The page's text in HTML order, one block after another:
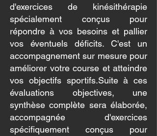
d'exercices de kinésithérapie
spécialement conçus pour
répondre à vos besoins et pallier
vos éventuels déficits. C'est un
accompagnement sur mesure pour
améliorer votre course et atteindre
vos objectifs sportifs.Suite à ces
évaluations objectives, une
synthèse complète sera élaborée,
accompagnée d'exercices
spécifiquement conçus pour